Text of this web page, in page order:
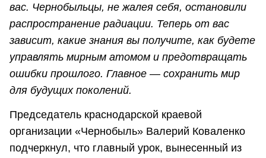
вас. Чернобыльцы, не жалея себя, остановили
распространение радиации. Теперь от вас
зависит, какие знания вы получите, как будете
управлять мирным атомом и предотвращать
ошибки прошлого. Главное — сохранить мир
для будущих поколений.
Председатель краснодарской краевой
организации «Чернобыль» Валерий Коваленко
подчеркнул, что главный урок, вынесенный из